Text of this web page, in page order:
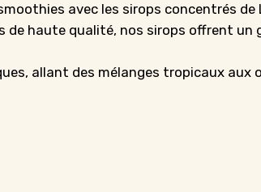
avec les sirops concentrés de
de haute qualité, nos sirops offrent
allant des mélanges tropicaux aux